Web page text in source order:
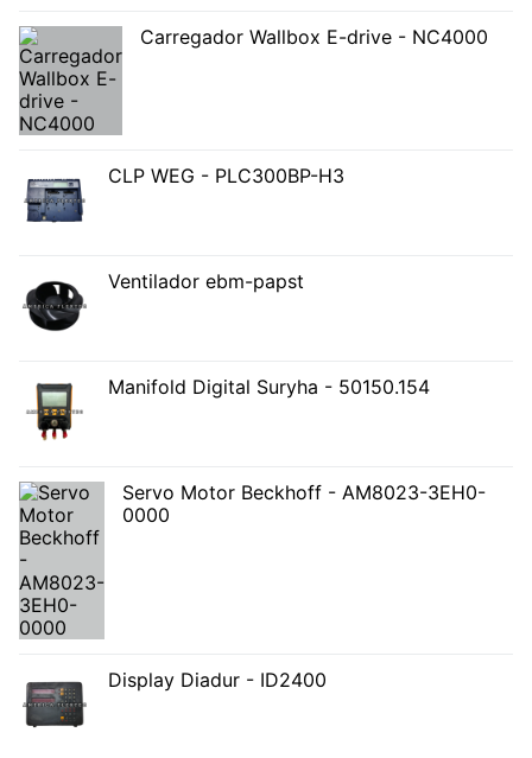
Carregador Wallbox E-drive - NC4000
CLP WEG - PLC300BP-H3
Ventilador ebm-papst
Manifold Digital Suryha - 50150.154
Servo Motor Beckhoff - AM8023-3EH0-
0000
Display Diadur - ID2400